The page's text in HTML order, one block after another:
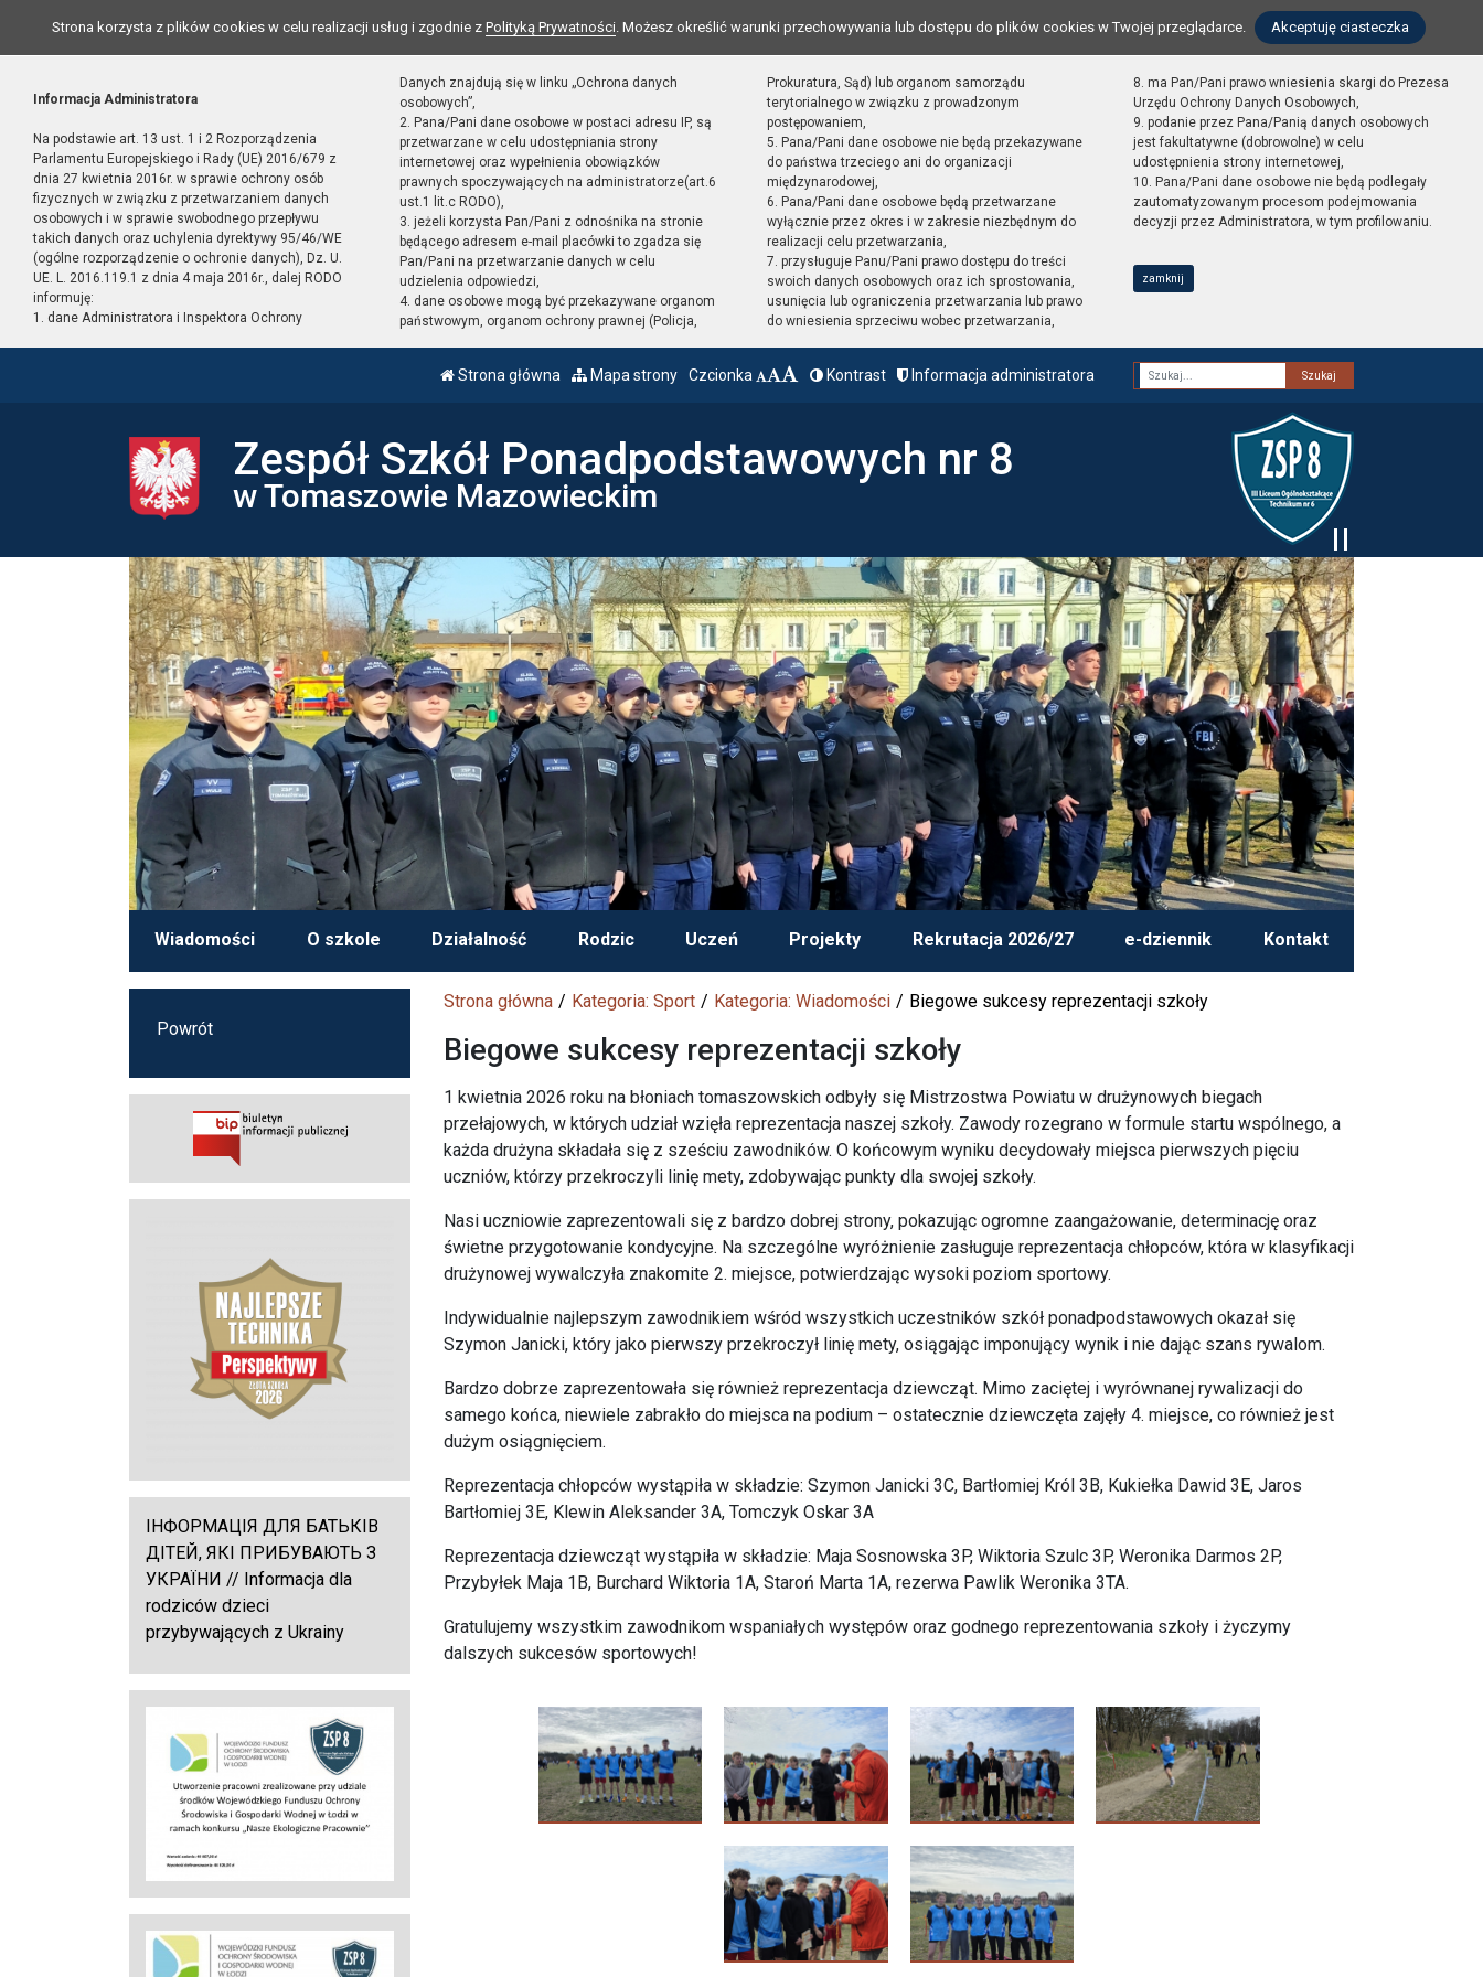
Strona korzysta z plików cookies w celu realizacji usług i zgodnie z Polityką Prywatności. Możesz określić warunki przechowywania lub dostępu do plików cookies w Twojej przeglądarce. Akceptuję ciasteczka
Informacja Administratora
Na podstawie art. 13 ust. 1 i 2 Rozporządzenia
Parlamentu Europejskiego i Rady (UE) 2016/679 z
dnia 27 kwietnia 2016r. w sprawie ochrony osób
fizycznych w związku z przetwarzaniem danych
osobowych i w sprawie swobodnego przepływu
takich danych oraz uchylenia dyrektywy 95/46/WE
(ogólne rozporządzenie o ochronie danych), Dz. U.
UE. L. 2016.119.1 z dnia 4 maja 2016r., dalej RODO
informuję:
1. dane Administratora i Inspektora Ochrony
Danych znajdują się w linku „Ochrona danych
osobowych”,
2. Pana/Pani dane osobowe w postaci adresu IP, są
przetwarzane w celu udostępniania strony
internetowej oraz wypełnienia obowiązków
prawnych spoczywających na administratorze(art.6
ust.1 lit.c RODO),
3. jeżeli korzysta Pan/Pani z odnośnika na stronie
będącego adresem e-mail placówki to zgadza się
Pan/Pani na przetwarzanie danych w celu
udzielenia odpowiedzi,
4. dane osobowe mogą być przekazywane organom
państwowym, organom ochrony prawnej (Policja,
Prokuratura, Sąd) lub organom samorządu
terytorialnego w związku z prowadzonym
postępowaniem,
5. Pana/Pani dane osobowe nie będą przekazywane
do państwa trzeciego ani do organizacji
międzynarodowej,
6. Pana/Pani dane osobowe będą przetwarzane
wyłącznie przez okres i w zakresie niezbędnym do
realizacji celu przetwarzania,
7. przysługuje Panu/Pani prawo dostępu do treści
swoich danych osobowych oraz ich sprostowania,
usunięcia lub ograniczenia przetwarzania lub prawo
do wniesienia sprzeciwu wobec przetwarzania,
8. ma Pan/Pani prawo wniesienia skargi do Prezesa
Urzędu Ochrony Danych Osobowych,
9. podanie przez Pana/Panią danych osobowych
jest fakultatywne (dobrowolne) w celu
udostępnienia strony internetowej,
10. Pana/Pani dane osobowe nie będą podlegały
zautomatyzowanym procesom podejmowania
decyzji przez Administratora, w tym profilowaniu.
zamknij
Strona główna Mapa strony Czcionka Kontrast Informacja administratora
Fraza
Zespół Szkół Ponadpodstawowych nr 8
w Tomaszowie Mazowieckim
Wiadomości O szkole Działalność Rodzic Uczeń Projekty Rekrutacja 2026/27 e-dziennik Kontakt
Strona główna Kategoria: Sport Kategoria: Wiadomości Biegowe sukcesy reprezentacji szkoły
Biegowe sukcesy reprezentacji szkoły
1 kwietnia 2026 roku na błoniach tomaszowskich odbyły się Mistrzostwa Powiatu w drużynowych biegach
przełajowych, w których udział wzięła reprezentacja naszej szkoły. Zawody rozegrano w formule startu wspólnego, a
każda drużyna składała się z sześciu zawodników. O końcowym wyniku decydowały miejsca pierwszych pięciu
uczniów, którzy przekroczyli linię mety, zdobywając punkty dla swojej szkoły.
Nasi uczniowie zaprezentowali się z bardzo dobrej strony, pokazując ogromne zaangażowanie, determinację oraz
świetne przygotowanie kondycyjne. Na szczególne wyróżnienie zasługuje reprezentacja chłopców, która w klasyfikacji
drużynowej wywalczyła znakomite 2. miejsce, potwierdzając wysoki poziom sportowy.
Indywidualnie najlepszym zawodnikiem wśród wszystkich uczestników szkół ponadpodstawowych okazał się
Szymon Janicki, który jako pierwszy przekroczył linię mety, osiągając imponujący wynik i nie dając szans rywalom.
Bardzo dobrze zaprezentowała się również reprezentacja dziewcząt. Mimo zaciętej i wyrównanej rywalizacji do
samego końca, niewiele zabrakło do miejsca na podium – ostatecznie dziewczęta zajęły 4. miejsce, co również jest
dużym osiągnięciem.
Reprezentacja chłopców wystąpiła w składzie: Szymon Janicki 3C, Bartłomiej Król 3B, Kukiełka Dawid 3E, Jaros
Bartłomiej 3E, Klewin Aleksander 3A, Tomczyk Oskar 3A
Reprezentacja dziewcząt wystąpiła w składzie: Maja Sosnowska 3P, Wiktoria Szulc 3P, Weronika Darmos 2P,
Przybyłek Maja 1B, Burchard Wiktoria 1A, Staroń Marta 1A, rezerwa Pawlik Weronika 3TA.
Gratulujemy wszystkim zawodnikom wspaniałych występów oraz godnego reprezentowania szkoły i życzymy
dalszych sukcesów sportowych!
Powrót
ІНФОРМАЦІЯ ДЛЯ БАТЬКІВ
ДІТЕЙ, ЯКІ ПРИБУВАЮТЬ З
УКРАЇНИ // Informacja dla
rodziców dzieci
przybywających z Ukrainy